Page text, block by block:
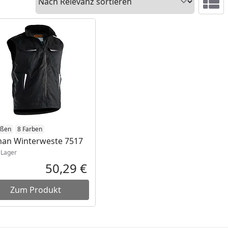
8 Farben
Winterweste 7517
am Lager
Aktueller Preis
50,29 €
Zum Produkt